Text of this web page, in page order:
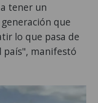
tener un
que
lo que pasa de
país", manifestó